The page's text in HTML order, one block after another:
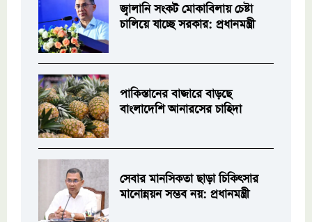
জ্বালানি সংকট মোকাবিলায় চেষ্টা
চালিয়ে যাচ্ছে সরকার: প্রধানমন্ত্রী
পাকিস্তানের বাজারে বাড়ছে
বাংলাদেশি আনারসের চাহিদা
সেবার মানসিকতা ছাড়া চিকিৎসার
মানোন্নয়ন সম্ভব নয়: প্রধানমন্ত্রী